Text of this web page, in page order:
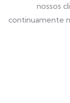
nossos
continuamente